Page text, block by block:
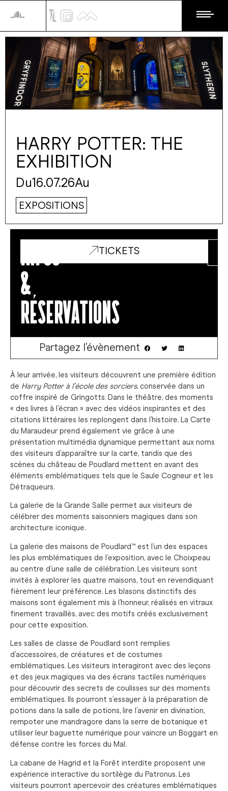
HARRY POTTER: THE
EXHIBITION
Du16.07.26Au
EXPOSITIONS
À leur arrivée, les visiteurs découvrent une première édition
de Harry Potter à l’école des sorciers, conservée dans un
coffre inspiré de Gringotts. Dans le théâtre, des moments
« des livres à l’écran » avec des vidéos inspirantes et des
citations littéraires les replongent dans l’histoire. La Carte
du Maraudeur prend également vie grâce à une
présentation multimédia dynamique permettant aux noms
des visiteurs d’apparaître sur la carte, tandis que des
scènes du château de Poudlard mettent en avant des
éléments emblématiques tels que le Saule Cogneur et les
Détraqueurs.
La galerie de la Grande Salle permet aux visiteurs de
célébrer des moments saisonniers magiques dans son
architecture iconique.
La galerie des maisons de Poudlard™ est l’un des espaces
les plus emblématiques de l’exposition, avec le Choixpeau
au centre d’une salle de célébration. Les visiteurs sont
invités à explorer les quatre maisons, tout en revendiquant
fièrement leur préférence. Les blasons distinctifs des
maisons sont également mis à l’honneur, réalisés en vitraux
finement travaillés, avec des motifs créés exclusivement
pour cette exposition.
Les salles de classe de Poudlard sont remplies
d’accessoires, de créatures et de costumes
emblématiques. Les visiteurs interagiront avec des leçons
et des jeux magiques via des écrans tactiles numériques
pour découvrir des secrets de coulisses sur des moments
emblématiques. Ils pourront s’essayer à la préparation de
potions dans la salle de potions, lire l’avenir en divination,
rempoter une mandragore dans la serre de botanique et
utiliser leur baguette numérique pour vaincre un Boggart en
défense contre les forces du Mal.
La cabane de Hagrid et la Forêt interdite proposent une
expérience interactive du sortilège du Patronus. Les
visiteurs pourront apercevoir des créatures emblématiques
Infos
&
réservations
TICKETS
Partagez l'évènement